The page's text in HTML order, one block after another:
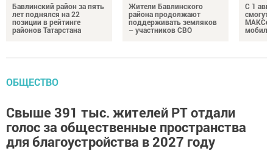
Бавлинский район за пять
лет поднялся на 22
позиции в рейтинге
районов Татарстана
Жители Бавлинского
района продолжают
поддерживать земляков
– участников СВО
С 1
смогут
МАКСом
ОБЩЕСТВО
Свыше 391 тыс. жителей РТ отдали
голос за общественные пространства
для благоустройства в 2027 году